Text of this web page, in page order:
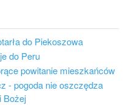
do Piekoszowa
do Peru
powitanie mieszkańców
- pogoda nie oszczędza
Bożej